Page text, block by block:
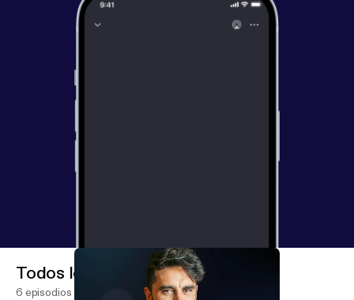
Todos los episodios
6 episodios